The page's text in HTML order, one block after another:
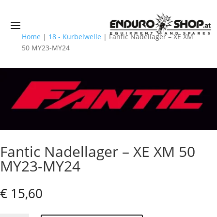
Home | 18 - Kurbelwelle | Fantic Nadellager – XE XM
50 MY23-MY24
Fantic Nadellager – XE XM 50
MY23-MY24
€ 15,60